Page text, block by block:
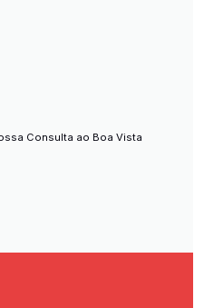
Consulta ao Boa Vista